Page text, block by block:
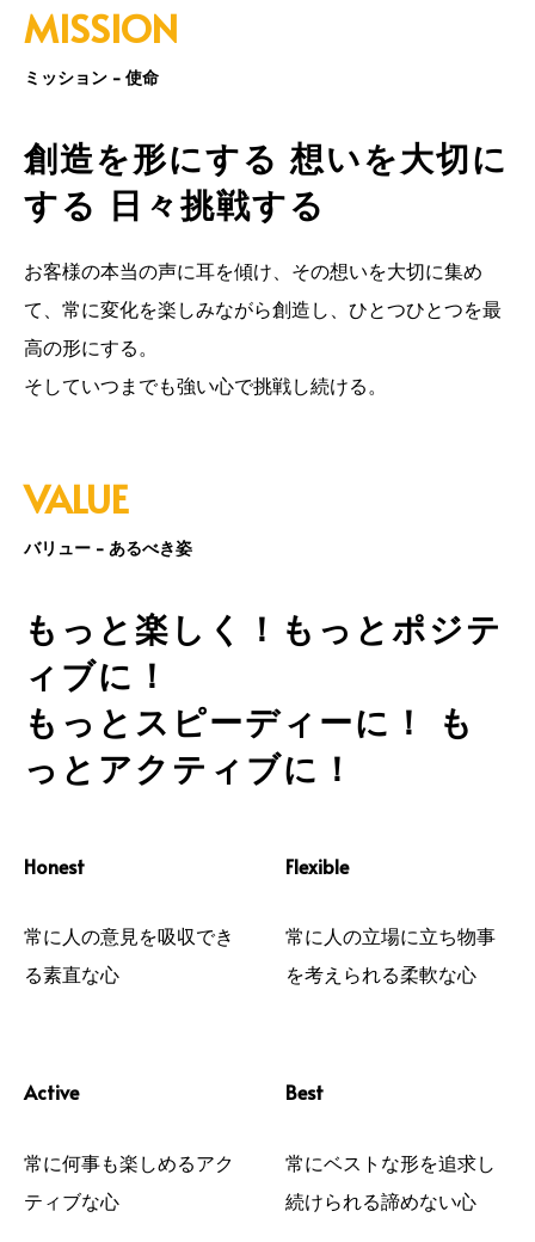
MISSION
ミッション - 使命
創造を形にする 想いを大切に
する 日々挑戦する
お客様の本当の声に耳を傾け、その想いを大切に集め
て、常に変化を楽しみながら創造し、ひとつひとつを最
高の形にする。
そしていつまでも強い心で挑戦し続ける。
VALUE
バリュー - あるべき姿
もっと楽しく！もっとポジテ
ィブに！
もっとスピーディーに！ も
っとアクティブに！
Honest
常に人の意見を吸収でき
る素直な心
Flexible
常に人の立場に立ち物事
を考えられる柔軟な心
Active
常に何事も楽しめるアク
ティブな心
Best
常にベストな形を追求し
続けられる諦めない心